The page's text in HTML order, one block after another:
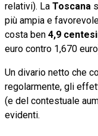
relativi). La Toscana
più ampia e
costa ben 4,9
euro contro 1,670
Un divario netto che
regolarmente, gli
(e del contestuale
evidenti.